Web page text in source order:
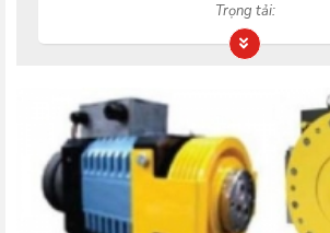
Trọng tải: